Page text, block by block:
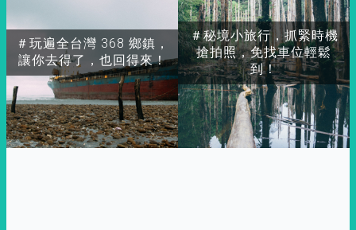
＃玩遍全台灣 368 鄉鎮，
讓你去得了，也回得來！
＃秘境小旅行，抓緊時機
搶拍照，免找車位輕鬆
到！